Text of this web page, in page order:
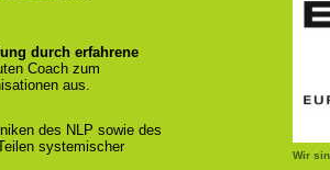
Wir
durch erfahrene
Coach zum
aus.
des NLP sowie des
systemischer